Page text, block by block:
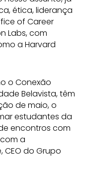
ética, liderança
of Career
Labs, com
a Harvard
o Conexão
Belavista, têm
de maio, o
estudantes da
encontros com
a
do Grupo